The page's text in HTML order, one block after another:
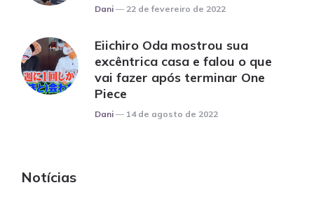
Posted
Dani 22 de fevereiro de 2022
Eiichiro Oda mostrou sua
excêntrica casa e falou o que
vai fazer após terminar One
Piece
Posted
Dani 14 de agosto de 2022
Notícias